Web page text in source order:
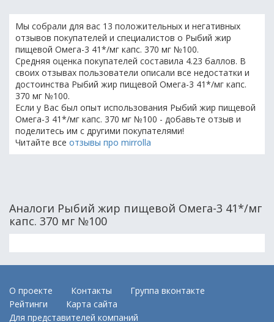
Мы собрали для вас 13 положительных и негативных
отзывов покупателей и специалистов о Рыбий жир
пищевой Омега-3 41*/мг капс. 370 мг №100.
Средняя оценка покупателей составила 4.23 баллов. В
своих отзывах пользователи описали все недостатки и
достоинства Рыбий жир пищевой Омега-3 41*/мг капс.
370 мг №100.
Если у Вас был опыт использования Рыбий жир пищевой
Омега-3 41*/мг капс. 370 мг №100 - добавьте отзыв и
поделитесь им с другими покупателями!
Читайте все отзывы про mirrolla
Аналоги Рыбий жир пищевой Омега-3 41*/мг
капс. 370 мг №100
О проекте Контакты
Группа вконтакте
Рейтинги
Карта сайта
Для представителей компаний